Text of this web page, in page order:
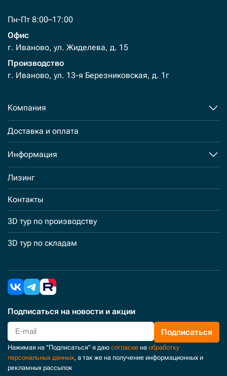
Пн-Пт 8:00–17:00
Офис
г. Иваново, ул. Жиделева, д. 15
Производство
г. Иваново, ул. 13-я Березниковская, д. 1г
Компания
Доставка и оплата
Информация
Лизинг
Контакты
3D тур по производству
3D тур по складам
Подписаться на новости и акции
Подписаться
Нажимая на "Подписаться" я даю согласие на обработку
персональных данных, а так же на получение информационных и
рекламных рассылок